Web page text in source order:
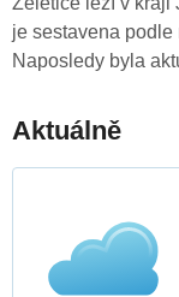
je sestavena
Naposledy byla
Aktuálně